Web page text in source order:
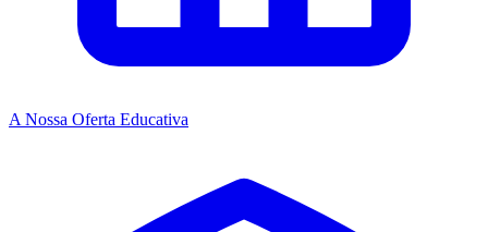
A Nossa Oferta Educativa